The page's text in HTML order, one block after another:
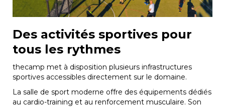
Des activités sportives pour
tous les rythmes
thecamp met à disposition plusieurs infrastructures
sportives accessibles directement sur le domaine.
La salle de sport moderne offre des équipements dédiés
au cardio-training et au renforcement musculaire. Son